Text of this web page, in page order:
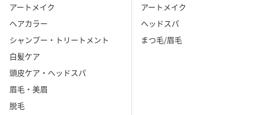
アートメイク
ヘアカラー
シャンプー・トリートメント
白髪ケア
頭皮ケア・ヘッドスパ
眉毛・美眉
脱毛
アートメイク
ヘッドスパ
まつ毛/眉毛